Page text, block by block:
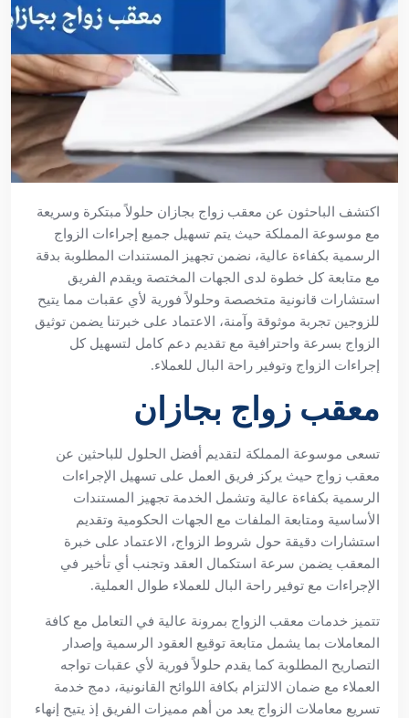
اكتشف الباحثون عن معقب زواج بجازان حلولاً مبتكرة وسريعة
مع موسوعة المملكة حيث يتم تسهيل جميع إجراءات الزواج
الرسمية بكفاءة عالية، نضمن تجهيز المستندات المطلوبة بدقة
مع متابعة كل خطوة لدى الجهات المختصة ويقدم الفريق
استشارات قانونية متخصصة وحلولاً فورية لأي عقبات مما يتيح
للزوجين تجربة موثوقة وآمنة، الاعتماد على خبرتنا يضمن توثيق
الزواج بسرعة واحترافية مع تقديم دعم كامل لتسهيل كل
إجراءات الزواج وتوفير راحة البال للعملاء.
معقب زواج بجازان
تسعى موسوعة المملكة لتقديم أفضل الحلول للباحثين عن
معقب زواج حيث يركز فريق العمل على تسهيل الإجراءات
الرسمية بكفاءة عالية وتشمل الخدمة تجهيز المستندات
الأساسية ومتابعة الملفات مع الجهات الحكومية وتقديم
استشارات دقيقة حول شروط الزواج، الاعتماد على خبرة
المعقب يضمن سرعة استكمال العقد وتجنب أي تأخير في
الإجراءات مع توفير راحة البال للعملاء طوال العملية.
تتميز خدمات معقب الزواج بمرونة عالية في التعامل مع كافة
المعاملات بما يشمل متابعة توقيع العقود الرسمية وإصدار
التصاريح المطلوبة كما يقدم حلولاً فورية لأي عقبات تواجه
العملاء مع ضمان الالتزام بكافة اللوائح القانونية، دمج خدمة
تسريع معاملات الزواج يعد من أهم مميزات الفريق إذ يتيح إنهاء